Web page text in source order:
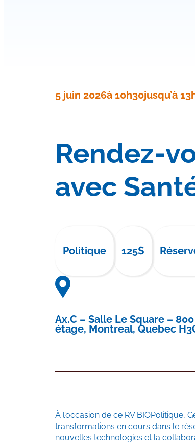
5 juin 2026à 10h30jusqu’à
Rendez-
avec
Politique 125$
Ax.C – Salle Le Square –
étage, Montreal, Quebec
À l’occasion de ce RV BIOPolitique,
transformations en cours dans le
nouvelles technologies et la